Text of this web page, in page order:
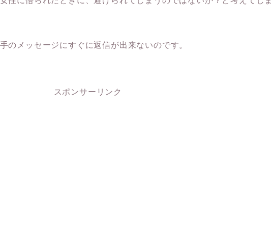
のメッセージにすぐに返信が出来ないのです。
スポンサーリンク